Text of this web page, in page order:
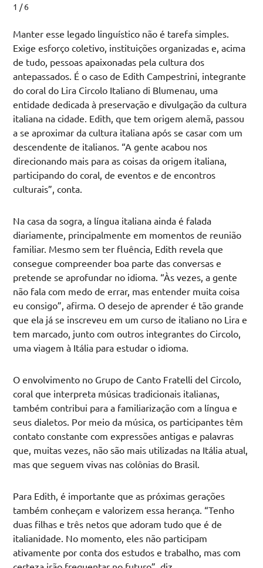
1 / 6
Manter esse legado linguístico não é tarefa simples.
Exige esforço coletivo, instituições organizadas e, acima
de tudo, pessoas apaixonadas pela cultura dos
antepassados. É o caso de Edith Campestrini, integrante
do coral do Lira Circolo Italiano di Blumenau, uma
entidade dedicada à preservação e divulgação da cultura
italiana na cidade. Edith, que tem origem alemã, passou
a se aproximar da cultura italiana após se casar com um
descendente de italianos. “A gente acabou nos
direcionando mais para as coisas da origem italiana,
participando do coral, de eventos e de encontros
culturais”, conta.
Na casa da sogra, a língua italiana ainda é falada
diariamente, principalmente em momentos de reunião
familiar. Mesmo sem ter fluência, Edith revela que
consegue compreender boa parte das conversas e
pretende se aprofundar no idioma. “Às vezes, a gente
não fala com medo de errar, mas entender muita coisa
eu consigo”, afirma. O desejo de aprender é tão grande
que ela já se inscreveu em um curso de italiano no Lira e
tem marcado, junto com outros integrantes do Circolo,
uma viagem à Itália para estudar o idioma.
O envolvimento no Grupo de Canto Fratelli del Circolo,
coral que interpreta músicas tradicionais italianas,
também contribui para a familiarização com a língua e
seus dialetos. Por meio da música, os participantes têm
contato constante com expressões antigas e palavras
que, muitas vezes, não são mais utilizadas na Itália atual,
mas que seguem vivas nas colônias do Brasil.
Para Edith, é importante que as próximas gerações
também conheçam e valorizem essa herança. “Tenho
duas filhas e três netos que adoram tudo que é de
italianidade. No momento, eles não participam
ativamente por conta dos estudos e trabalho, mas com